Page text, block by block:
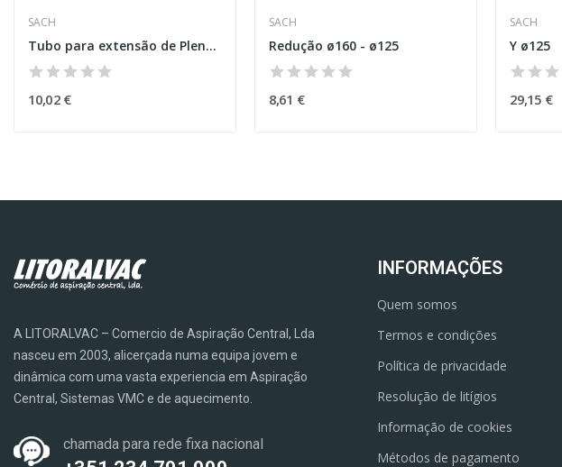
SACH
Tubo para extensão de Pleno Branco ø125 (50cm)
10,02 €
SACH
Redução ø160 - ø125
8,61 €
SACH
Y ø125
29,15 €
A LITORALVAC – Comercio de Aspiração Central, Lda
nasceu em 2003, alicerçada numa equipa jovem e
dinâmica com uma vasta experiencia em Aspiração
Central, Sistemas VMC e de aquecimento.
chamada para rede fixa nacional
INFORMAÇÕES
Quem somos
Termos e condições
Política de privacidade
Resolução de litígios
Informação de cookies
Métodos de pagamento